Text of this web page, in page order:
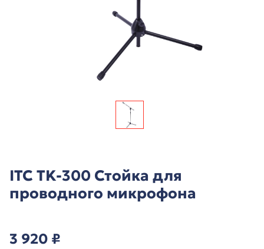
ITC TK-300 Стойка для
проводного микрофона
3 920 ₽